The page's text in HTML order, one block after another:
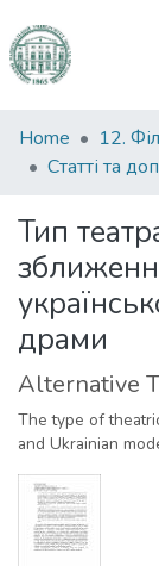
Communities
&
All of DSpace
Statistics
Home
Статті та
Тип
драми
Alternative
The type of
and Ukrainian